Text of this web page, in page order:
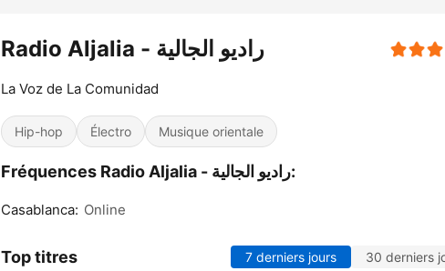
Radio Aljalia - راديو الجالية
La Voz de La Comunidad
Hip-hop Électro Musique orientale
Fréquences Radio Aljalia - راديو الجالية:
Casablanca: Online
Top titres 7 derniers jours 30 derniers